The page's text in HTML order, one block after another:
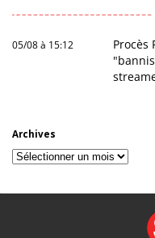
05/08 à 15:12
Procès
Archives
Archives